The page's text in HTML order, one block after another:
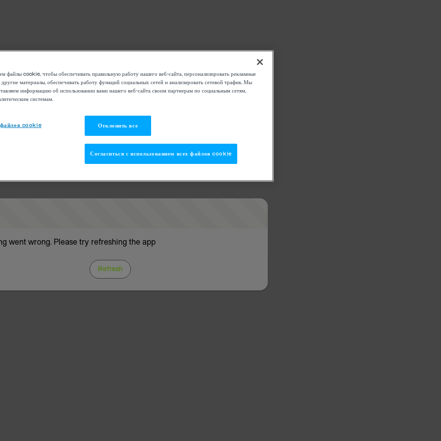
went wrong. Please try refreshing the app
Refresh
файлы cookie, чтобы обеспечивать правильную работу нашего веб-сайта, персонализировать рекламные
другие материалы, обеспечивать работу функций социальных сетей и анализировать сетевой трафик. Мы
информацию об использовании вами нашего веб-сайта своим партнерам по социальным сетям,
системам.
cookie Отклонить все
Согласиться с использованием всех файлов cookie